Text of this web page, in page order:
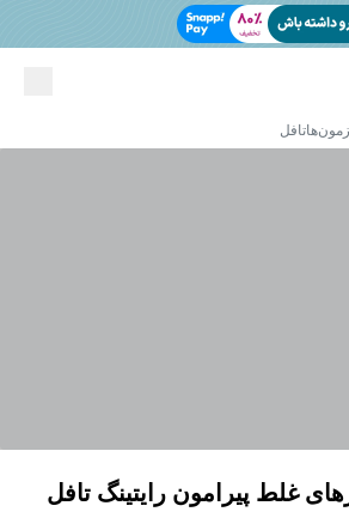
آزمون‌هاتافل
غلط پیرامون رایتینگ تافل